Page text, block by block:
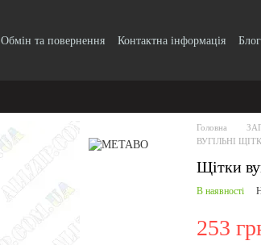
Обмін та повернення Контактна інформація Блог
Головна
ВУГІЛЬНІ
Щітки
В наявності
253